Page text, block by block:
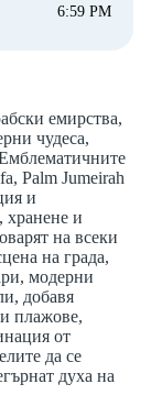
6:59 PM
емирства,
чудеса,
Palm Jumeirah
и
хранене и
на всеки
на града,
модерни
добавя
плажове,
от
да се
духа на